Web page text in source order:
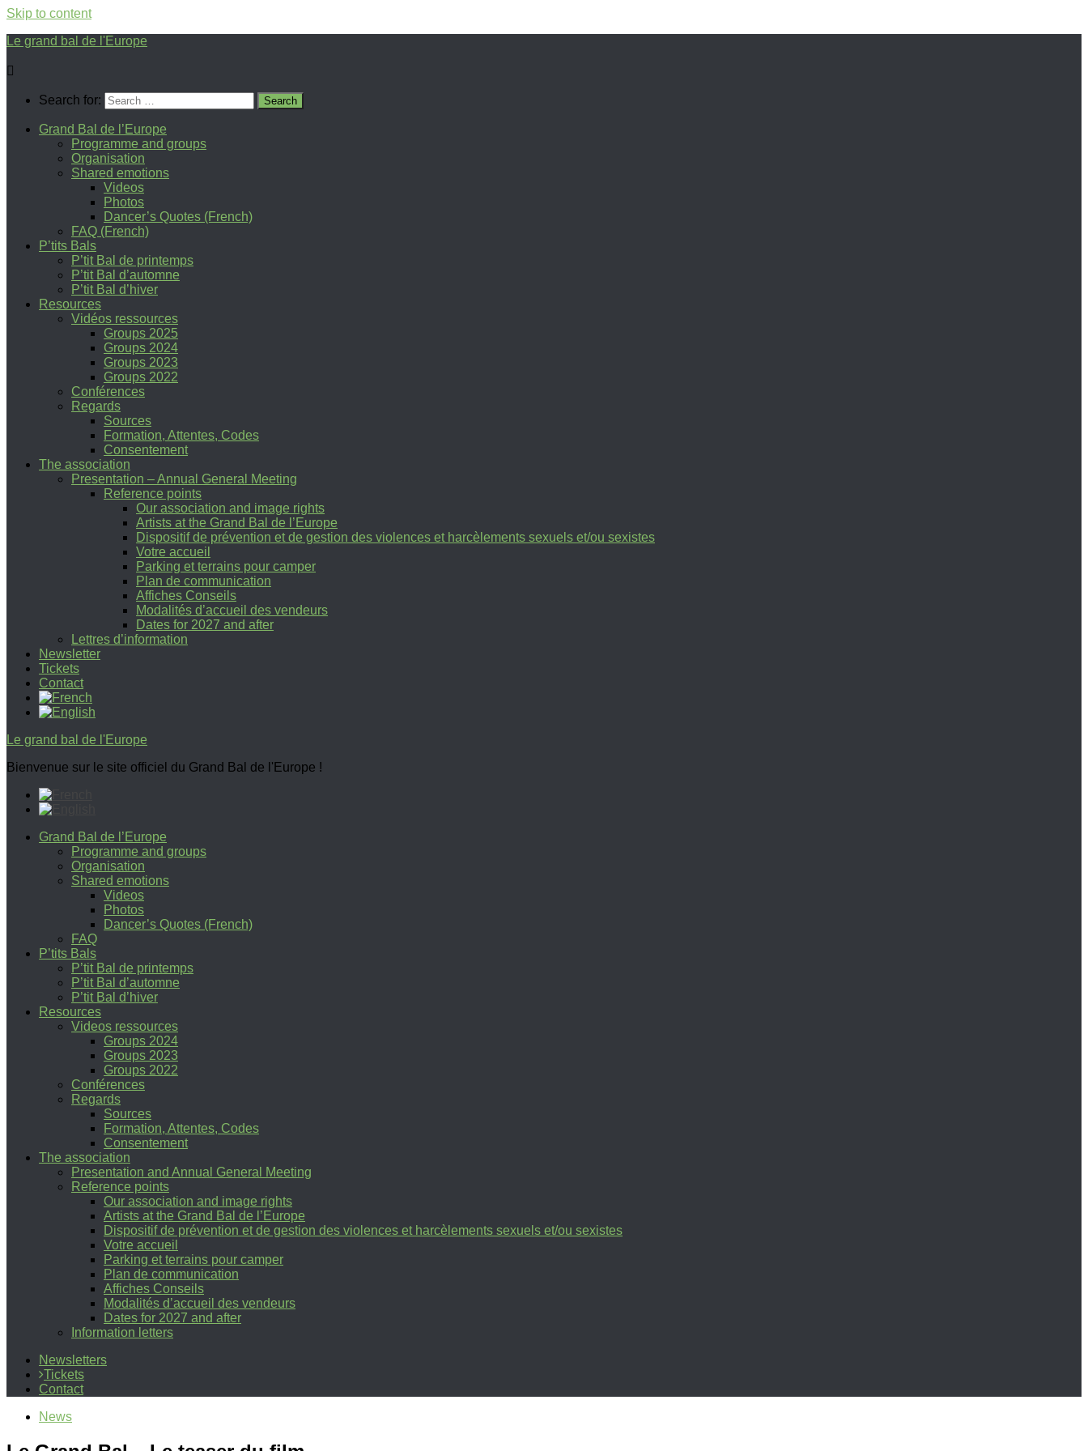
Skip to content
Le grand bal de l'Europe
Search for:
Grand Bal de l’Europe
Programme and groups
Organisation
Shared emotions
Videos
Photos
Dancer’s Quotes (French)
FAQ (French)
P’tits Bals
P’tit Bal de printemps
P’tit Bal d’automne
P’tit Bal d’hiver
Resources
Vidéos ressources
Groups 2025
Groups 2024
Groups 2023
Groups 2022
Conférences
Regards
Sources
Formation, Attentes, Codes
Consentement
The association
Presentation – Annual General Meeting
Reference points
Our association and image rights
Artists at the Grand Bal de l’Europe
Dispositif de prévention et de gestion des violences et harcèlements sexuels et/ou sexistes
Votre accueil
Parking et terrains pour camper
Plan de communication
Affiches Conseils
Modalités d’accueil des vendeurs
Dates for 2027 and after
Lettres d’information
Newsletter
Tickets
Contact
Le grand bal de l'Europe
Bienvenue sur le site officiel du Grand Bal de l'Europe !
Grand Bal de l’Europe
Programme and groups
Organisation
Shared emotions
Videos
Photos
Dancer’s Quotes (French)
FAQ
P’tits Bals
P’tit Bal de printemps
P’tit Bal d’automne
P’tit Bal d’hiver
Resources
Videos ressources
Groups 2024
Groups 2023
Groups 2022
Conférences
Regards
Sources
Formation, Attentes, Codes
Consentement
The association
Presentation and Annual General Meeting
Reference points
Our association and image rights
Artists at the Grand Bal de l’Europe
Dispositif de prévention et de gestion des violences et harcèlements sexuels et/ou sexistes
Votre accueil
Parking et terrains pour camper
Plan de communication
Affiches Conseils
Modalités d’accueil des vendeurs
Dates for 2027 and after
Information letters
Newsletters
Tickets
Contact
News